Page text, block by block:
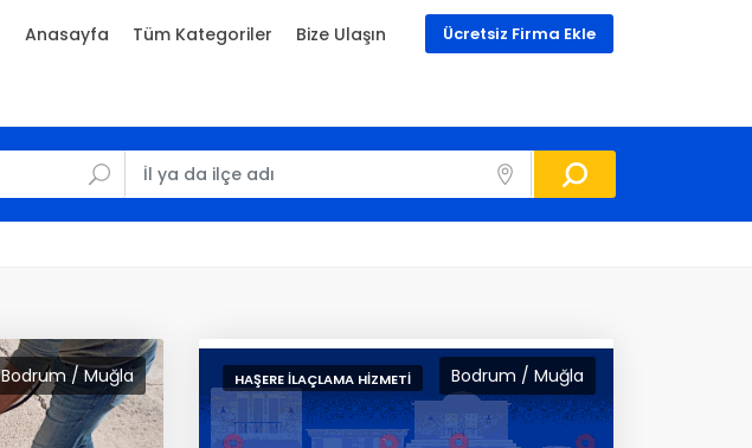
Ücretsiz Firma Ekle
Anasayfa Tüm Kategoriler Bize Ulaşın
Bodrum / Muğla Bodrum / Muğla
HAŞERE İLAÇLAMA HIZMETI